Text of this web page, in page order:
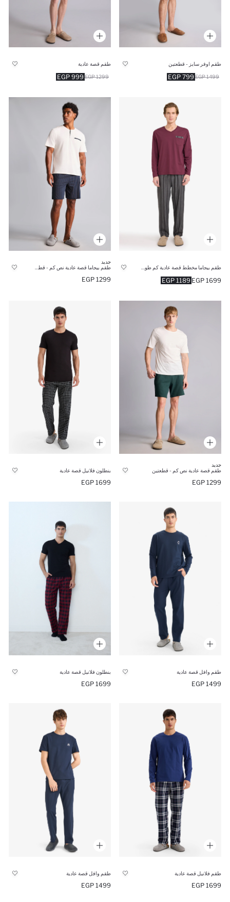
طقم اوفر سايز - قطعتين
799 EGP 1499 EGP
طقم قصة عادية
999 EGP 1299 EGP
1189 EGP 1699 EGP
جديد
1299 EGP
جديد
طقم قصة عادية نص كم - قطعتين
1299 EGP
بنطلون فلانيل قصة عادية
1699 EGP
طقم وافل قصة عادية
1499 EGP
بنطلون فلانيل قصة عادية
1699 EGP
طقم فلانيل قصة عادية
1699 EGP
طقم وافل قصة عادية
1499 EGP